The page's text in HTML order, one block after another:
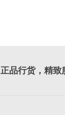
正品行货，精致